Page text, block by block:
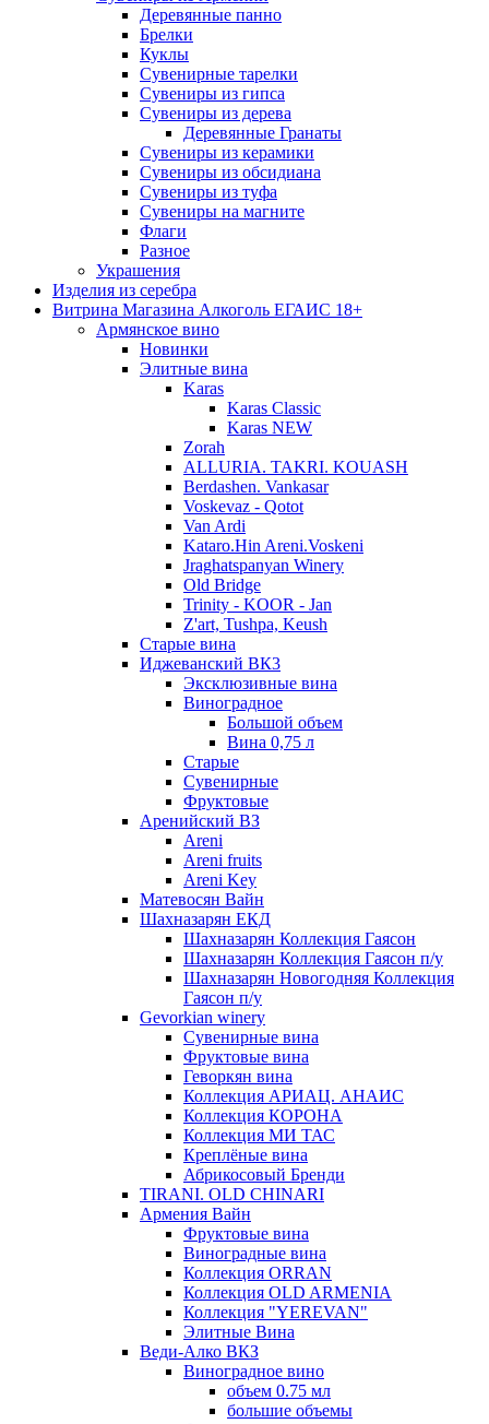
Деревянные панно
Брелки
Куклы
Сувенирные тарелки
Сувениры из гипса
Сувениры из дерева
Деревянные Гранаты
Сувениры из керамики
Сувениры из обсидиана
Сувениры из туфа
Сувениры на магните
Флаги
Разное
Украшения
Изделия из серебра
Витрина Магазина Алкоголь ЕГАИС 18+
Армянское вино
Новинки
Элитные вина
Karas
Karas Classic
Karas NEW
Zorah
ALLURIA. TAKRI. KOUASH
Berdashen. Vankasar
Voskevaz - Qotot
Van Ardi
Kataro.Hin Areni.Voskeni
Jraghatspanyan Winery
Old Bridge
Trinity - KOOR - Jan
Z'art, Tushpa, Keush
Старые вина
Иджеванский ВК3
Эксклюзивные вина
Виноградное
Большой объем
Вина 0,75 л
Старые
Сувенирные
Фруктовые
Аренийский ВЗ
Areni
Areni fruits
Areni Key
Матевосян Вайн
Шахназарян ЕКД
Шахназарян Коллекция Гаясон
Шахназарян Коллекция Гаясон п/у
Шахназарян Новогодняя Коллекция
Гаясон п/у
Gevorkian winery
Сувенирные вина
Фруктовые вина
Геворкян вина
Коллекция АРИАЦ. АНАИС
Коллекция КОРОНА
Коллекция МИ ТАС
Креплёные вина
Абрикосовый Бренди
TIRANI. OLD CHINARI
Армения Вайн
Фруктовые вина
Виноградные вина
Коллекция ORRAN
Коллекция OLD ARMENIA
Коллекция "YEREVAN"
Элитные Вина
Веди-Алко ВКЗ
Виноградное вино
объем 0.75 мл
большие объемы